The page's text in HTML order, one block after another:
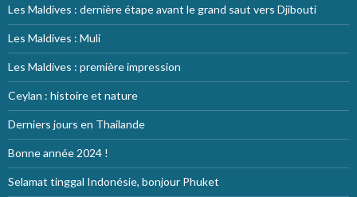
Les Maldives : dernière étape avant le grand saut vers Djibouti
Les Maldives : Muli
Les Maldives : première impression
Ceylan : histoire et nature
Derniers jours en Thailande
Bonne année 2024 !
Selamat tinggal Indonésie, bonjour Phuket